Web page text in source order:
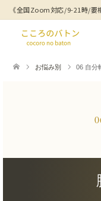
お悩み別 06 自分
《全国Zoom対応/9-21時/要